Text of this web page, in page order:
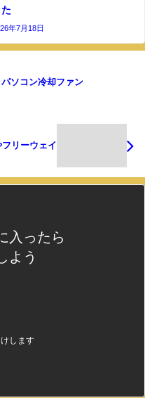
た
年7月18日
パソコン冷却ファン
リーウェイ
入ったら
よう
します